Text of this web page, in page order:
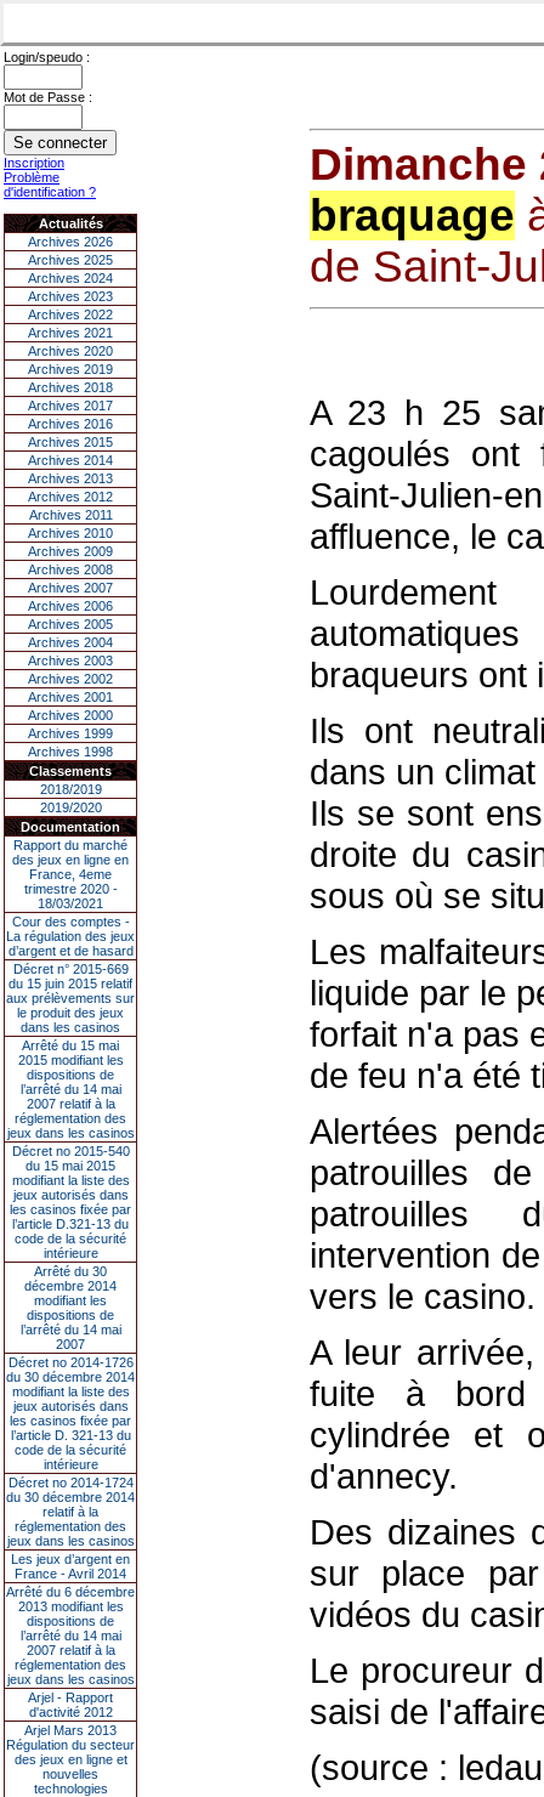
Login/speudo :
Mot de Passe :
Inscription
Problème
d'identification ?
Actualités
Archives 2026
Archives 2025
Archives 2024
Archives 2023
Archives 2022
Archives 2021
Archives 2020
Archives 2019
Archives 2018
Archives 2017
Archives 2016
Archives 2015
Archives 2014
Archives 2013
Archives 2012
Archives 2011
Archives 2010
Archives 2009
Archives 2008
Archives 2007
Archives 2006
Archives 2005
Archives 2004
Archives 2003
Archives 2002
Archives 2001
Archives 2000
Archives 1999
Archives 1998
Classements
2018/2019
2019/2020
Documentation
Rapport du marché
des jeux en ligne en
France, 4eme
trimestre 2020 -
18/03/2021
Cour des comptes -
La régulation des jeux
d’argent et de hasard
Décret n° 2015-669
du 15 juin 2015 relatif
aux prélèvements sur
le produit des jeux
dans les casinos
Arrêté du 15 mai
2015 modifiant les
dispositions de
l’arrêté du 14 mai
2007 relatif à la
réglementation des
jeux dans les casinos
Décret no 2015-540
du 15 mai 2015
modifiant la liste des
jeux autorisés dans
les casinos fixée par
l’article D.321-13 du
code de la sécurité
intérieure
Arrêté du 30
décembre 2014
modifiant les
dispositions de
l’arrêté du 14 mai
2007
Décret no 2014-1726
du 30 décembre 2014
modifiant la liste des
jeux autorisés dans
les casinos fixée par
l’article D. 321-13 du
code de la sécurité
intérieure
Décret no 2014-1724
du 30 décembre 2014
relatif à la
réglementation des
jeux dans les casinos
Les jeux d’argent en
France - Avril 2014
Arrêté du 6 décembre
2013 modifiant les
dispositions de
l’arrêté du 14 mai
2007 relatif à la
réglementation des
jeux dans les casinos
Arjel - Rapport
d'activité 2012
Arjel Mars 2013
Régulation du secteur
des jeux en ligne et
nouvelles
technologies
Dimanche
braquage
de Saint-
A 23 h 25
cagoulés
Saint-Julien-
affluence, le
braqueurs ont
Ils ont
dans un
Ils se sont
droite du
sous où se
Les
liquide par le
forfait n'a pas
de feu n'a été
Alertées
patrouilles
patrouilles
intervention
vers le casino.
A leur
fuite à bord
cylindrée et
d'annecy.
Des dizaines
sur place
vidéos du
Le procureur
saisi de
(source :